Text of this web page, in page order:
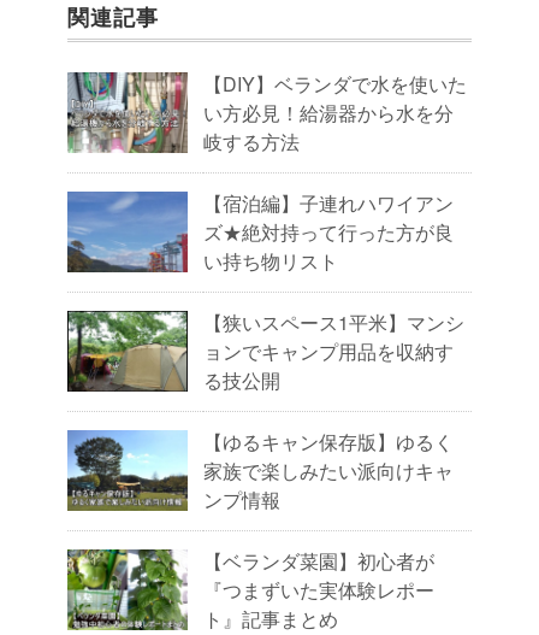
関連記事
【DIY】ベランダで水を使いた
い方必見！給湯器から水を分
岐する方法
【宿泊編】子連れハワイアン
ズ★絶対持って行った方が良
い持ち物リスト
【狭いスペース1平米】マンシ
ョンでキャンプ用品を収納す
る技公開
【ゆるキャン保存版】ゆるく
家族で楽しみたい派向けキャ
ンプ情報
【ベランダ菜園】初心者が
『つまずいた実体験レポー
ト』記事まとめ